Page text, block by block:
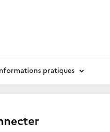
pratiques